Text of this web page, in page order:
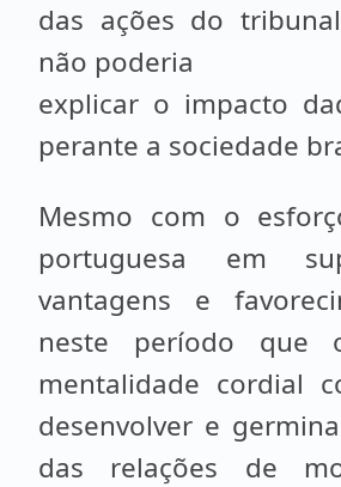
das ações do
não poderia
explicar o impacto
perante a sociedade
Mesmo com o
portuguesa em
vantagens e
neste período que
mentalidade cordial
desenvolver e
das relações de